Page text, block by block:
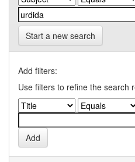
Start a new search
Add filters:
Use filters to refine the search